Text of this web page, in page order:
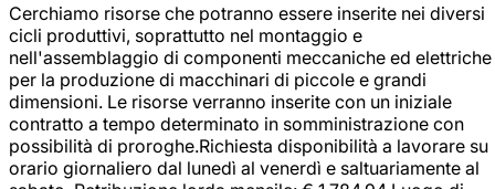
Cerchiamo risorse che potranno essere inserite nei diversi
cicli produttivi, soprattutto nel montaggio e
nell'assemblaggio di componenti meccaniche ed elettriche
per la produzione di macchinari di piccole e grandi
dimensioni. Le risorse verranno inserite con un iniziale
contratto a tempo determinato in somministrazione con
possibilità di proroghe.Richiesta disponibilità a lavorare su
orario giornaliero dal lunedì al venerdì e saltuariamente al